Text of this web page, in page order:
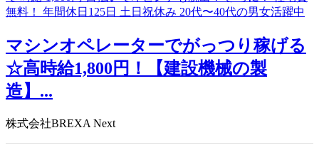
マシンオペレーターでがっつり稼げる
☆高時給1,800円！【建設機械の製
造】...
株式会社BREXA Next